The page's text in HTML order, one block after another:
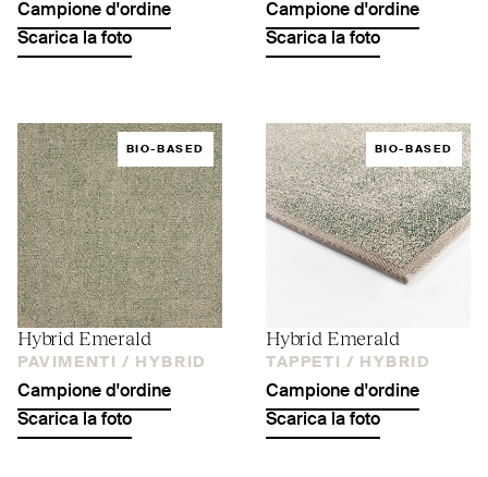
Campione d'ordine
Scarica la foto
Campione d'ordine
Scarica la foto
BIO-BASED
Hybrid Emerald
PAVIMENTI / HYBRID
Campione d'ordine
Scarica la foto
BIO-BASED
Hybrid Emerald
TAPPETI / HYBRID
Campione d'ordine
Scarica la foto